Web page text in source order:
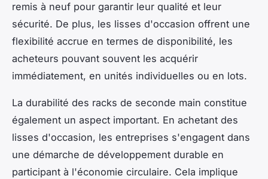
remis à neuf pour garantir leur qualité et leur
sécurité. De plus, les lisses d'occasion offrent une
flexibilité accrue en termes de disponibilité, les
acheteurs pouvant souvent les acquérir
immédiatement, en unités individuelles ou en lots.
La durabilité des racks de seconde main constitue
également un aspect important. En achetant des
lisses d'occasion, les entreprises s'engagent dans
une démarche de développement durable en
participant à l'économie circulaire. Cela implique